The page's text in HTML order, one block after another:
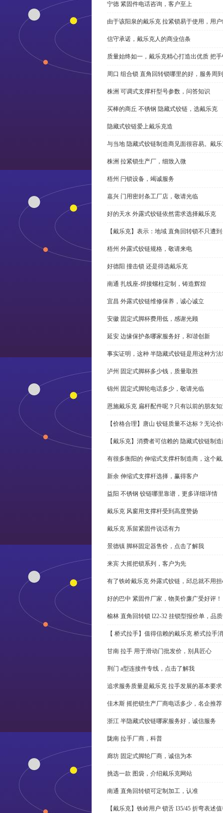
宁德 紧固件电话咨询，客户至上
由于该阳泉的戴乐克 拉紧锁易于使用，用
信守承诺，戴乐克人的商业信条
质量始终如一，戴乐克精心打造出优质 把
周口 组合锁 直角回转锁哪里的好，服务周到
株洲 可调式支撑杆型号参数，问答知识
买棒的商丘 不锈钢 隐藏式铰链，选戴乐克
隐藏式铰链爱上戴乐克造
与当地 隐藏式铰链制造商见面很容易。戴
株洲 拉紧锁生产厂，细致入微
梧州 闩锁设备，竭诚服务
嘉兴 门用密封条工厂店，敬请光临
好的天水 外露式铰链依然需求选择戴乐克
【戴乐克】表示：地域 直角回转锁不只遭
梧州 外露式铰链规格，敬请来电
好德阳 撞击锁 还是得选戴乐克
南通 扎线座-焊接螺柱定制，铸造辉煌
宜昌 外露式铰链维修保养，诚心诚立
安徽 固定式脚杯费用低，感谢光顾
延安 边缘保护条哪家服务好，和谐创新
事实证明，这种 半隐藏式铰链是用这种方
泸州 固定式脚杯多少钱，质量取胜
锦州 固定式脚轮电话多少，敬请光临
恩施戴乐克 扁杆配件呢？只有以前的朋友
【价格合理】唐山 铰链质量不达标？无论
【戴乐克】消费者可信赖的 隐藏式铰链制
有很多衡阳的 伸缩式支撑杆制造商，这个
新余 伸缩式支撑杆选择，赢得客户
益阳 不锈钢 铰链哪里靠谱，更多详细详情
戴乐克 风窗用支撑杆受到高度赞扬
戴乐克 系留紧固件说话有力
景德镇 脚杯固定器售价，点击了解我
来宾 大摇把锁系列，客户为先
有了铁岭戴乐克 外露式铰链，邱总就不用
好的巴中 紧固件厂家，物美价廉广受好评！
榆林 直角回转锁 l22-32 挂锁型报价单，品
【 桥式拉手】值得信赖的戴乐克 桥式拉手
甘南 拉手 用于滑动门批发价，别具匠心
荆门 a型连接件专线，点击了解我
追求服务质量是戴乐克 拉手发展的基本要求
佳木斯 摇把锁生产厂商电话多少，名企推荐
浙江 半隐藏式铰链哪家服务好，诚信服务
陇南 拉手厂商，科普
廊坊 固定式脚轮厂商，诚信为本
挑选一款 图袋，介绍戴乐克网站
南通 直角回转锁可定制加工，认准
【戴乐克】铁岭用户 锁舌 l35/45 折弯表述